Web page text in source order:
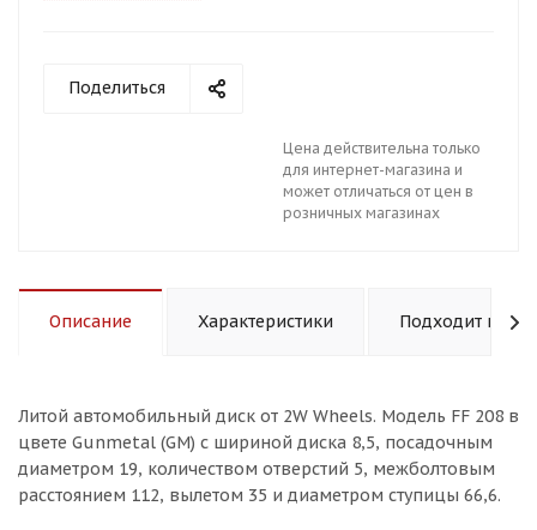
Поделиться
Цена действительна только
для интернет-магазина и
может отличаться от цен в
розничных магазинах
Описание Характеристики Подходит к
Литой aвтомобильный диск от 2W Wheels. Модель FF 208 в
цвете Gunmetal (GM) с шириной диска 8,5, посадочным
диаметром 19, количеством отверстий 5, межболтовым
расстоянием 112, вылетом 35 и диаметром ступицы 66,6.